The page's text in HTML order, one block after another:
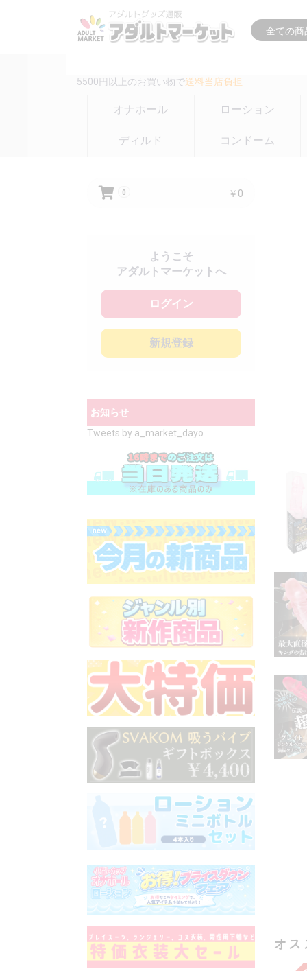
5500円以上のお買い物で送料当店負担
オナホール ローション
ディルド コンドーム
0 ￥0
ようこそ
アダルトマーケットへ
ログイン
新規登録
お知らせ
Tweets by a_market_dayo
オス